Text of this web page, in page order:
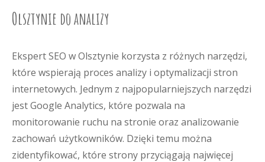
Olsztynie do analizy
Ekspert SEO w Olsztynie korzysta z różnych narzędzi,
które wspierają proces analizy i optymalizacji stron
internetowych. Jednym z najpopularniejszych narzędzi
jest Google Analytics, które pozwala na
monitorowanie ruchu na stronie oraz analizowanie
zachowań użytkowników. Dzięki temu można
zidentyfikować, które strony przyciągają najwięcej